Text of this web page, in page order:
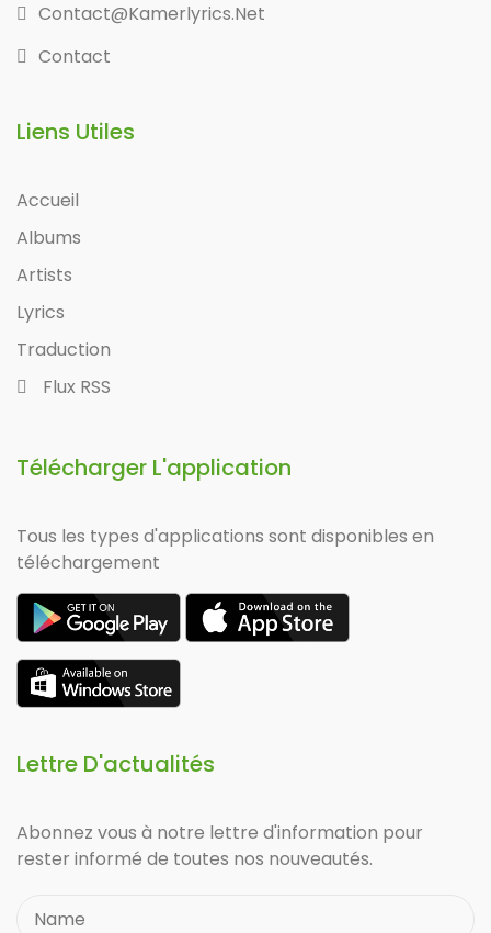
Contact@kamerlyrics.net
Contact
Liens Utiles
Accueil
Albums
Artists
Lyrics
Traduction
Flux RSS
Télécharger L'application
Tous les types d'applications sont disponibles en
téléchargement
Lettre D'actualités
Abonnez vous à notre lettre d'information pour
rester informé de toutes nos nouveautés.